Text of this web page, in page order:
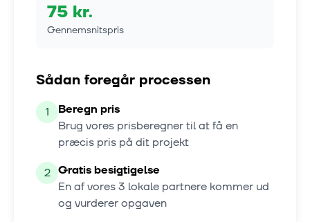
75 kr.
Gennemsnitspris
Sådan foregår processen
1
Beregn pris
Brug vores prisberegner til at få en
præcis pris på dit projekt
2 Gratis besigtigelse
En af vores3 lokale partnere kommer ud
og vurderer opgaven